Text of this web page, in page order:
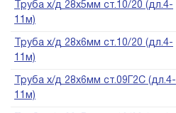
Труба х/д 28х5мм ст.10/20 (дл.4-
11м)
Труба х/д 28х6мм ст.10/20 (дл.4-
11м)
Труба х/д 28х6мм ст.09Г2С (дл.4-
11м)